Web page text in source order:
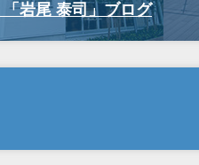
岩尾 泰司」ブログ